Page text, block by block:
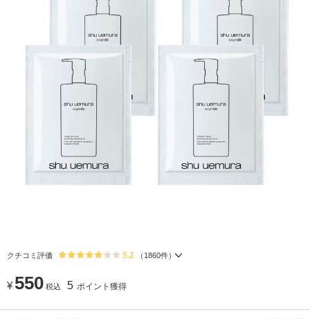
クチコミ評価 5.2 （ 1860件）
¥ 550 税込 5 ポイント獲得